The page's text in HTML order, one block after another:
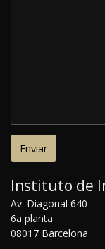
Instituto de
Av. Diagonal 640
6a planta
08017 Barcelona